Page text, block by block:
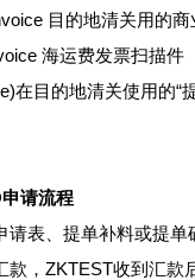
目的地清关用的
海运费发票扫描件
在目的地清关使用的
请流程
请表、提单补料或提
款，ZKTEST收到汇款